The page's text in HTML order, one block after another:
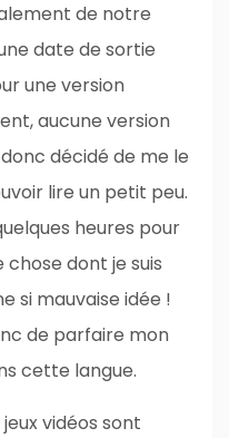
de notre
date de sortie
une version
aucune version
décidé de me le
lire un petit peu.
heures pour
dont je suis
si mauvaise idée !
de parfaire mon
cette langue.
vidéos sont